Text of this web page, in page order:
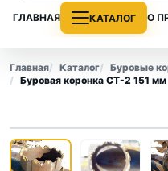
ГЛАВНАЯ КАТАЛОГ О
Главная Каталог
Буровые
Буровая коронка СТ-2 151 мм
‹